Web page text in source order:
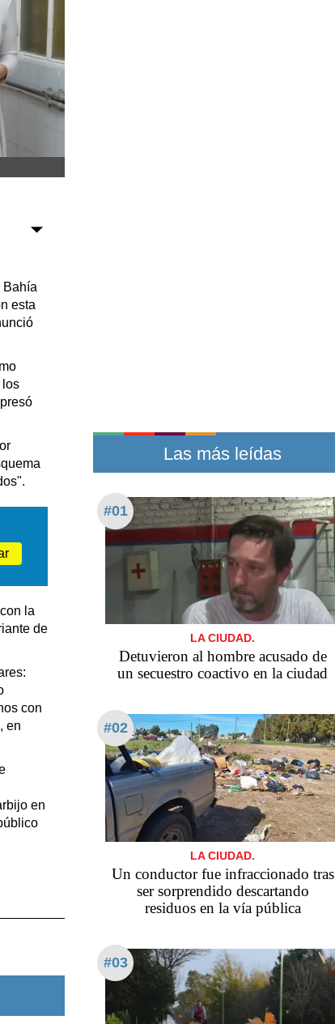
Bahía
esta
los
la
de
con
en
en
Las más leídas
#01
LA CIUDAD.
Detuvieron al hombre acusado de
un secuestro coactivo en la ciudad
#02
LA CIUDAD.
Un conductor fue infraccionado tras
ser sorprendido descartando
residuos en la vía pública
#03